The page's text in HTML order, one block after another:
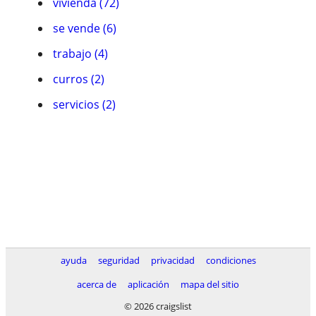
se vende (6)
trabajo (4)
curros (2)
servicios (2)
ayuda seguridad privacidad
condiciones
acerca de
aplicación
mapa del sitio
© 2026 craigslist